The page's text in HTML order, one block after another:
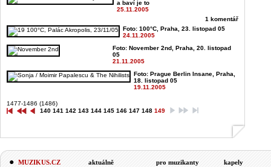
a baví je to
25.11.2005
1 komentář
Foto: 100°C, Praha, 23. listopad 05
24.11.2005
Foto: November 2nd, Praha, 20. listopad
05
21.11.2005
Foto: Prague Berlin Insane, Praha,
18. listopad 05
19.11.2005
1477-1486 (1486)
140 141 142 143 144 145 146 147 148 149
MUZIKUS.CZ
aktuálně
pro muzikanty
kapely